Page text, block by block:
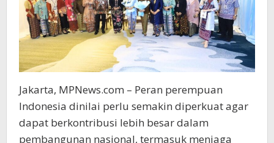
Jakarta, MPNews.com – Peran perempuan
Indonesia dinilai perlu semakin diperkuat agar
dapat berkontribusi lebih besar dalam
pembangunan nasional, termasuk menjaga